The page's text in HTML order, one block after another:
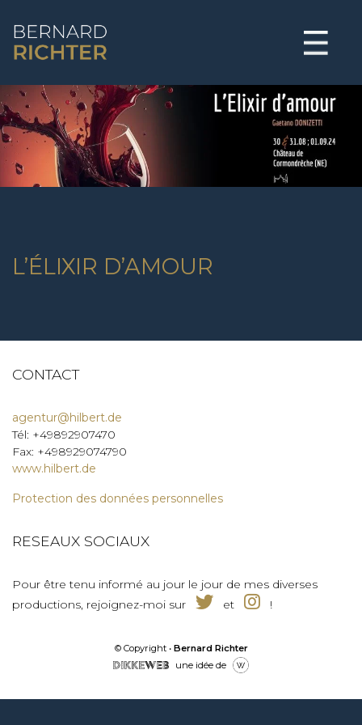
L’ÉLIXIR D’AMOUR
CONTACT
agentur@hilbert.de
Tél: +49892907470
Fax: +498929074790
www.hilbert.de
Protection des données personnelles
RESEAUX SOCIAUX
Pour être tenu informé au jour le jour de mes diverses
productions, rejoignez-moi sur
et !
© Copyright • Bernard Richter
une idée de